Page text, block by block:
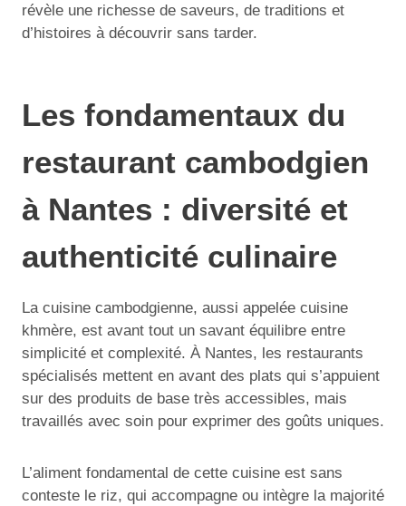
révèle une richesse de saveurs, de traditions et
d’histoires à découvrir sans tarder.
Les fondamentaux du
restaurant cambodgien
à Nantes : diversité et
authenticité culinaire
La cuisine cambodgienne, aussi appelée cuisine
khmère, est avant tout un savant équilibre entre
simplicité et complexité. À Nantes, les restaurants
spécialisés mettent en avant des plats qui s’appuient
sur des produits de base très accessibles, mais
travaillés avec soin pour exprimer des goûts uniques.
L’aliment fondamental de cette cuisine est sans
conteste le riz, qui accompagne ou intègre la majorité